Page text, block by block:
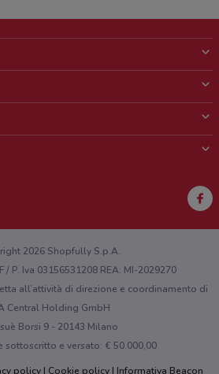
web o sull'app?
2026 Shopfully S.p.A.
/ P. Iva 03156531208 REA: MI-2029270
all’attività di direzione e coordinamento di
Central Holding GmbH
Borsi 9 - 20143 Milano
sottoscritto e versato: € 50.000,00
policy Cookie policy Informativa Beacon